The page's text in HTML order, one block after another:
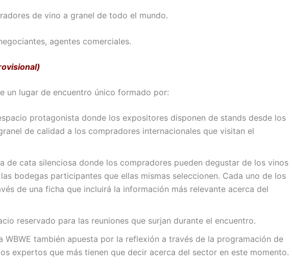
de vino a granel de todo el mundo.
agentes comerciales.
un lugar de encuentro único formado por:
protagonista donde los expositores disponen de stands desde los
de calidad a los compradores internacionales que visitan el
de cata silenciosa donde los compradores pueden degustar de los vinos
bodegas participantes que ellas mismas seleccionen. Cada uno de los
de una ficha que incluirá la información más relevante acerca del
reservado para las reuniones que surjan durante el encuentro.
WBWE también apuesta por la reflexión a través de la programación de
expertos que más tienen que decir acerca del sector en este momento.